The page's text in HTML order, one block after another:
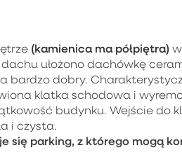
(kamienica ma półpiętra) w
ułożono dachówkę
bardzo dobry.
klatka schodowa i
budynku. Wejście do
i czysta.
się parking, z którego mogą